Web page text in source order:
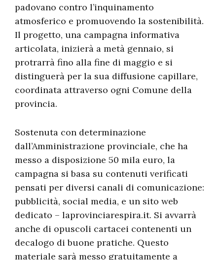
padovano contro l’inquinamento
atmosferico e promuovendo la sostenibilità.
Il progetto, una campagna informativa
articolata, inizierà a metà gennaio, si
protrarrà fino alla fine di maggio e si
distinguerà per la sua diffusione capillare,
coordinata attraverso ogni Comune della
provincia.
Sostenuta con determinazione
dall’Amministrazione provinciale, che ha
messo a disposizione 50 mila euro, la
campagna si basa su contenuti verificati
pensati per diversi canali di comunicazione:
pubblicità, social media, e un sito web
dedicato – laprovinciarespira.it. Si avvarrà
anche di opuscoli cartacei contenenti un
decalogo di buone pratiche. Questo
materiale sarà messo gratuitamente a